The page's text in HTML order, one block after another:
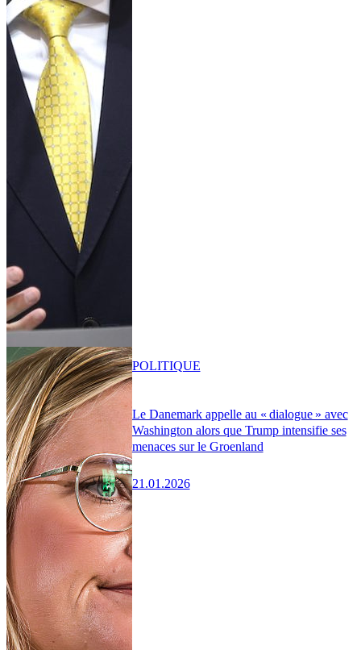
Le Danemark appelle au « dialogue » avec
Washington alors que Trump intensifie ses
menaces sur le Groenland
21.01.2026
POLITIQUE